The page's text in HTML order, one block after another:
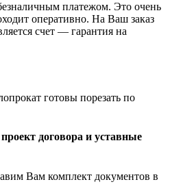
платежом. Это очень
оперативно. На Ваш заказ
счет — гарантия на
готовы порезать по
договора и уставные
Вам комплект документов в